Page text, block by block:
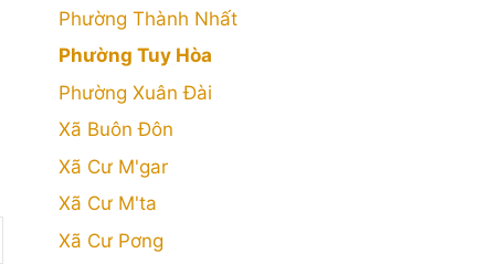
Phường Thành Nhất
Phường Tuy Hòa
Phường Xuân Đài
Xã Buôn Đôn
Xã Cư M'gar
Xã Cư M'ta
Xã Cư Pơng